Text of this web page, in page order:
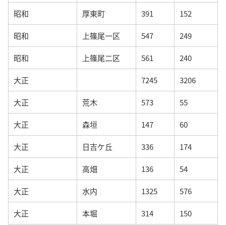
昭和 厚東町 391 152
昭和 上篠尾一区 547 249
昭和 上篠尾二区 561 240
大正 7245 3206
大正 荒木 573 55
大正 森垣 147 60
大正 日吉ケ丘 336 174
大正 高畑 136 54
大正 水内 1325 576
大正 本堀 314 150